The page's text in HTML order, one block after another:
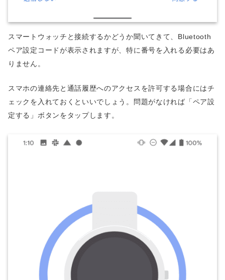
スマートウォッチと接続するかどうか聞いてきて、Bluetooth
ペア設定コードが表示されますが、特に番号を入れる必要はあ
りません。
スマホの連絡先と通話履歴へのアクセスを許可する場合にはチ
ェックを入れておくといいでしょう。問題がなければ「ペア設
定する」ボタンをタップします。